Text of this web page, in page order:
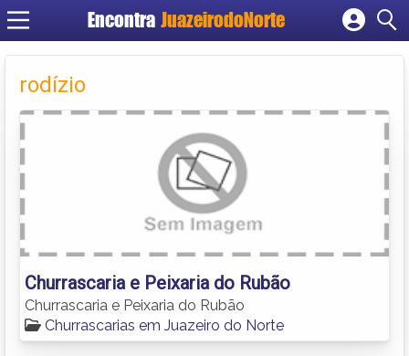
Encontra JuazeirodoNorte
Cadastrar empresa
rodízio
Churrascaria e Peixaria do Rubão
Churrascaria e Peixaria do Rubão
Churrascarias em Juazeiro do Norte